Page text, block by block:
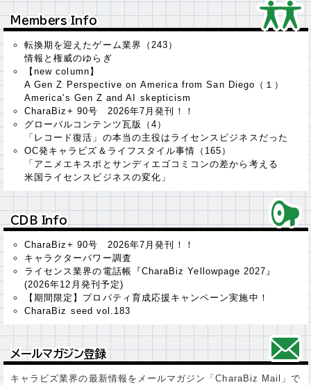
Ｍｅｍｂｅｒｓ Ｉｎｆｏ
Ｍｅｍｂｅｒｓ Ｉｎｆｏ
転換期を迎えたゲーム業界（243）
情報と権威のゆらぎ
【new column】
A Gen Z Perspective on America from San Diego（１）
America's Gen Z and AI skepticism
CharaBiz+ 90号 2026年7月発刊！！
グローバルコンテンツ瓦版（4）
「レコード復活」の本当の主役はライセンスビジネスだった
OC発キャラビズ＆ライフスタイル事情（165）
「アニメエキスポとサンディエゴコミコンの差から考える
米国ライセンスビジネスの変化」
ＣＤＢ Ｉｎｆｏ
ＣＤＢ Ｉｎｆｏ
CharaBiz+ 90号 2026年7月発刊！！
キャラクターパワー調査
ライセンス業界の電話帳『CharaBiz Yellowpage 2027』
(2026年12月発刊予定)
【期間限定】プロパティ育成応援キャンペーン実施中！
CharaBiz seed vol.183
メールマガジン登録
メールマガジン登録
キャラビズ業界の最新情報をメールマガジン「CharaBiz Mail」で